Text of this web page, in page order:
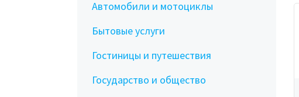
Автомобили и мотоциклы
Бытовые услуги
Гостиницы и путешествия
Государство и общество